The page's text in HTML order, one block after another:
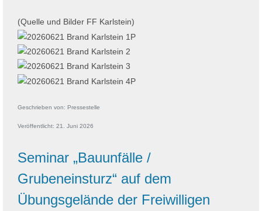
(Quelle und Bilder FF Karlstein)
Geschrieben von: Pressestelle
Veröffentlicht: 21. Juni 2026
Seminar „Bauunfälle /
Grubeneinsturz“ auf dem
Übungsgelände der Freiwilligen